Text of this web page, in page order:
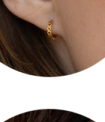
für Piercingschmuck